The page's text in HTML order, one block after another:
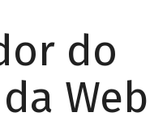
do
Web